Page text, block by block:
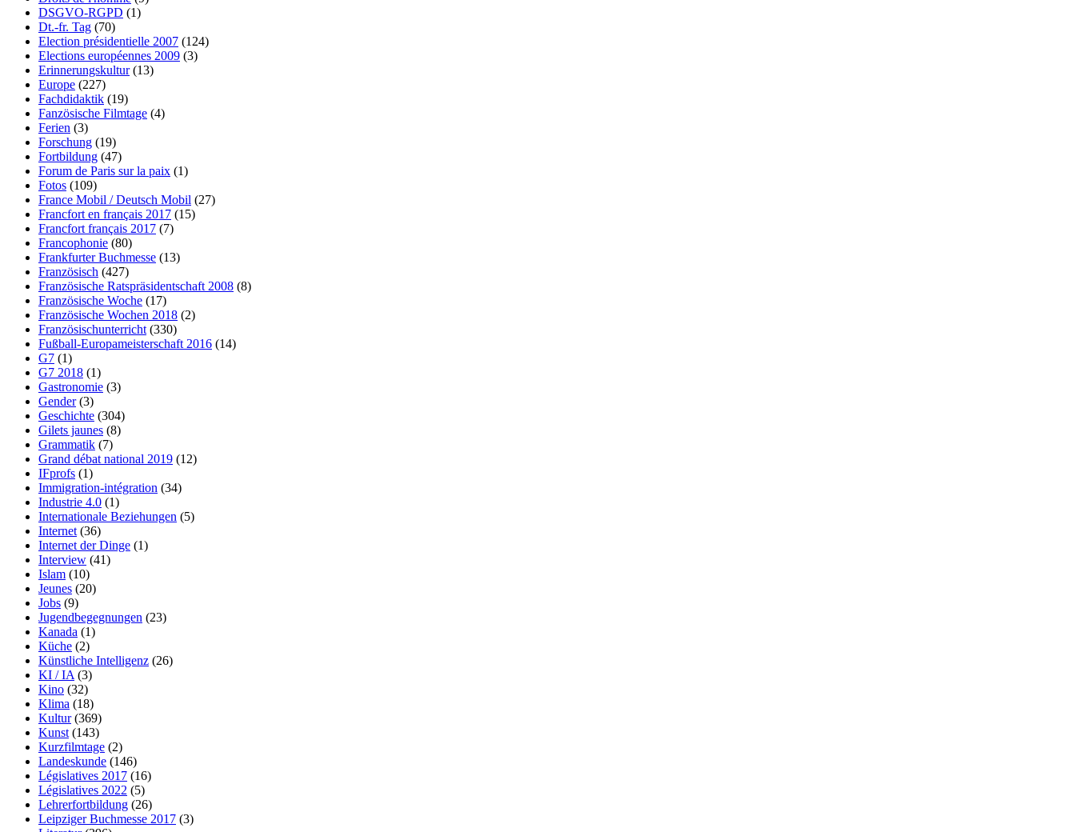
DSGVO-RGPD (1)
Dt.-fr. Tag (70)
Election présidentielle 2007 (124)
Elections européennes 2009 (3)
Erinnerungskultur(13)
Europe (227)
Fachdidaktik (19)
Fanzösische Filmtage (4)
Ferien (3)
Forschung (19)
Fortbildung (47)
Forum de Paris sur la paix (1)
Fotos (109)
France Mobil / Deutsch Mobil (27)
Francfort en français 2017 (15)
Francfort français 2017 (7)
Francophonie (80)
Frankfurter Buchmesse (13)
Französisch (427)
Französische Ratspräsidentschaft 2008 (8)
Französische Woche (17)
Französische Wochen 2018 (2)
Französischunterricht (330)
Fußball-Europameisterschaft 2016 (14)
G7 (1)
G7 2018 (1)
Gastronomie (3)
Gender(3)
Geschichte (304)
Gilets jaunes (8)
Grammatik (7)
Grand débat national 2019 (12)
IFprofs (1)
Immigration-intégration (34)
Industrie 4.0 (1)
Internationale Beziehungen (5)
Internet (36)
Internet der Dinge (1)
Interview (41)
Islam (10)
Jeunes (20)
Jobs (9)
Jugendbegegnungen (23)
Kanada (1)
Küche (2)
Künstliche Intelligenz (26)
KI / IA (3)
Kino (32)
Klima (18)
Kultur(369)
Kunst (143)
Kurzfilmtage (2)
Landeskunde (146)
Législatives 2017 (16)
Législatives 2022 (5)
Lehrerfortbildung (26)
Leipziger Buchmesse 2017 (3)